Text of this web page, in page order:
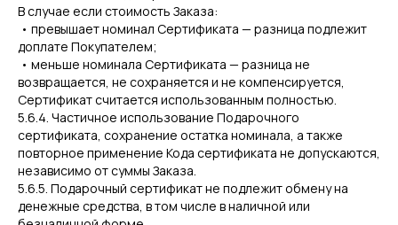
В случае если стоимость Заказа:
• превышает номинал Сертификата — разница подлежит
доплате Покупателем;
• меньше номинала Сертификата — разница не
возвращается, не сохраняется и не компенсируется,
Сертификат считается использованным полностью.
5.6.4. Частичное использование Подарочного
сертификата, сохранение остатка номинала, а также
повторное применение Кода сертификата не допускаются,
независимо от суммы Заказа.
5.6.5. Подарочный сертификат не подлежит обмену на
денежные средства, в том числе в наличной или